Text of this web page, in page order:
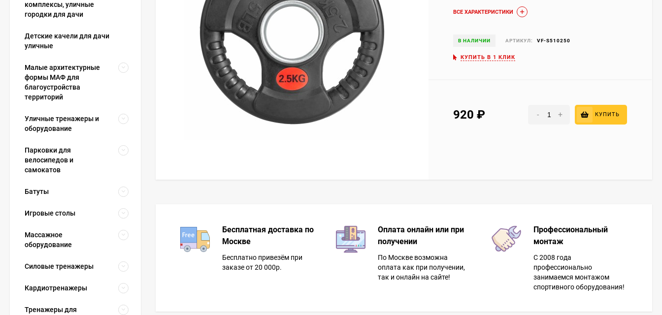
ВСЕ ХАРАКТЕРИСТИКИ
В НАЛИЧИИ АРТИКУЛ: VF-S510250
КУПИТЬ В 1 КЛИК
920 - + КУПИТЬ
Бесплатная доставка по
Москве
Бесплатно привезём при
заказе от 20 000р.
Оплата онлайн или при
получении
По Москве возможна
оплата как при получении,
так и онлайн на сайте!
Профессиональный
монтаж
С 2008 года
профессионально
занимаемся монтажом
спортивного оборудования!
комплексы, уличные
городки для дачи
Детские качели для дачи
уличные
Малые архитектурные
формы МАФ для
благоустройства
территорий
Уличные тренажеры и
оборудование
Парковки для
велосипедов и
самокатов
Батуты
Игровые столы
Массажное
оборудование
Силовые тренажеры
Кардиотренажеры
Тренажеры для